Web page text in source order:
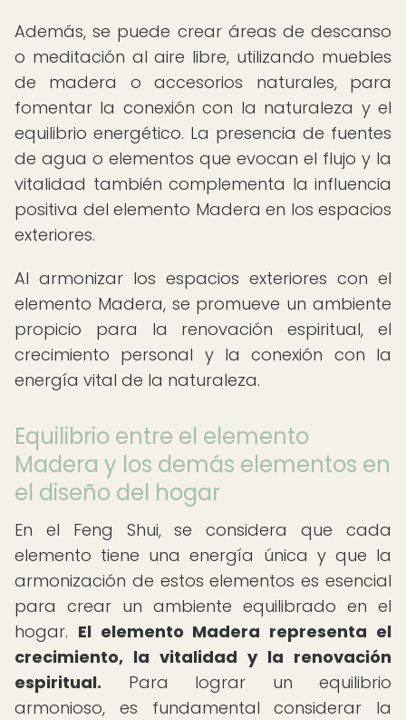
Además, se puede crear áreas de descanso
o meditación al aire libre, utilizando muebles
de madera o accesorios naturales, para
fomentar la conexión con la naturaleza y el
equilibrio energético. La presencia de fuentes
de agua o elementos que evocan el flujo y la
vitalidad también complementa la influencia
positiva del elemento Madera en los espacios
exteriores.
Al armonizar los espacios exteriores con el
elemento Madera, se promueve un ambiente
propicio para la renovación espiritual, el
crecimiento personal y la conexión con la
energía vital de la naturaleza.
Equilibrio entre el elemento
Madera y los demás elementos en
el diseño del hogar
En el Feng Shui, se considera que cada
elemento tiene una energía única y que la
armonización de estos elementos es esencial
para crear un ambiente equilibrado en el
hogar. El elemento Madera representa el
crecimiento, la vitalidad y la renovación
espiritual. Para lograr un equilibrio
armonioso, es fundamental considerar la